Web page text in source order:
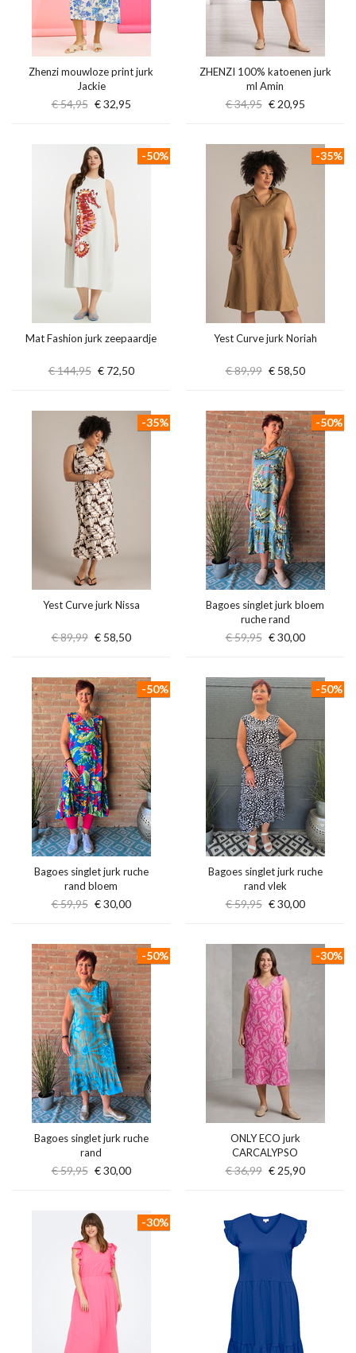
Zhenzi mouwloze print jurk
Jackie
€ 54,95 € 32,95
ZHENZI 100% katoenen jurk
ml Amin
€ 34,95 € 20,95
Mat Fashion jurk zeepaardje
€ 144,95 € 72,50
-50%
Yest Curve jurk Noriah
€ 89,99 € 58,50
-35%
Yest Curve jurk Nissa
€ 89,99 € 58,50
-35%
Bagoes singlet jurk bloem
ruche rand
€ 59,95 € 30,00
-50%
Bagoes singlet jurk ruche
rand bloem
€ 59,95 € 30,00
-50%
Bagoes singlet jurk ruche
rand vlek
€ 59,95 € 30,00
-50%
Bagoes singlet jurk ruche
rand
€ 59,95 € 30,00
-50%
ONLY ECO jurk
CARCALYPSO
€ 36,99 € 25,90
-30%
-30%